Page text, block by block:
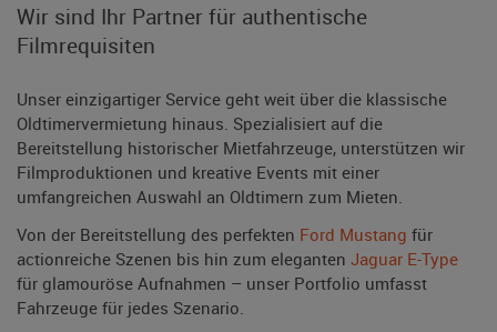
Wir sind Ihr Partner für authentische
Filmrequisiten
Unser einzigartiger Service geht weit über die klassische
Oldtimervermietung hinaus. Spezialisiert auf die
Bereitstellung historischer Mietfahrzeuge, unterstützen wir
Filmproduktionen und kreative Events mit einer
umfangreichen Auswahl an Oldtimern zum Mieten.
Von der Bereitstellung des perfekten Ford Mustang für
actionreiche Szenen bis hin zum eleganten Jaguar E-Type
für glamouröse Aufnahmen – unser Portfolio umfasst
Fahrzeuge für jedes Szenario.